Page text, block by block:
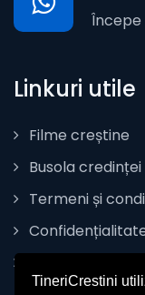
TineriCrestini
Începe
Linkuri utile
Filme creștine
Busola credinței
Termeni și